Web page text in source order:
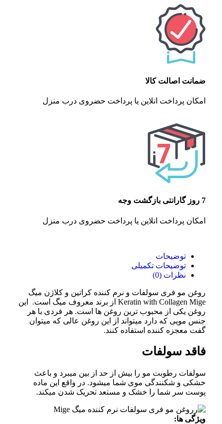
ضمانت اصالت کالا
امکان پرداخت انلاین یا پرداخت حضروی درب منزل
7 روز گارانتی بازگشت وجه
امکان پرداخت انلاین یا پرداخت حضروی درب منزل
توضیحات
توضیحات تکمیلی
نظرات (0)
روغن مو فری سولفات و نرم کننده کراتین و کلاژن میگ
Keratin with Collagen Mige از برند معروف میگ است. این
روغن یکی از محبوب ترین روغن ها است. هر فردی با هر
جنس مویی که دارد میتواند از این روغن عالی که میتوان
گفت معجزه کننده استفاده کنند.
فاقد سولفات
سولفات رطوبت مو را بیش از حد از بین میبرد و باعث
خشکی و شکنندگی موی شما میشود. در واقع این ماده
پوست سر شما را خشک و مستعد تحریک شدن میکند.
ویژگی ها: